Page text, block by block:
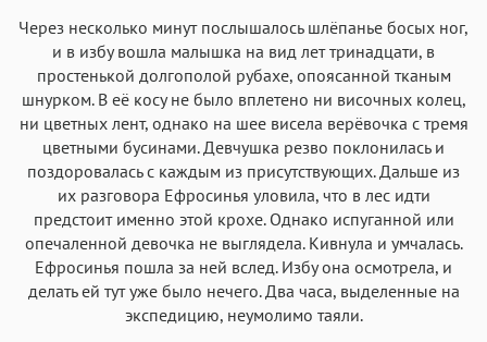
Через несколько минут послышалось шлёпанье босых ног,
и в избу вошла малышка на вид лет тринадцати, в
простенькой долгополой рубахе, опоясанной тканым
шнурком. В её косу не было вплетено ни височных колец,
ни цветных лент, однако на шее висела верёвочка с тремя
цветными бусинами. Девчушка резво поклонилась и
поздоровалась с каждым из присутствующих. Дальше из
их разговора Ефросинья уловила, что в лес идти
предстоит именно этой крохе. Однако испуганной или
опечаленной девочка не выглядела. Кивнула и умчалась.
Ефросинья пошла за ней вслед. Избу она осмотрела, и
делать ей тут уже было нечего. Два часа, выделенные на
экспедицию, неумолимо таяли.